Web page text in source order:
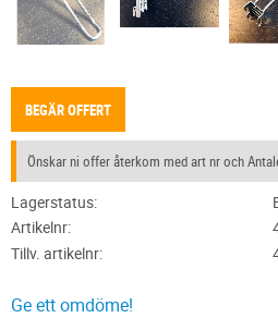
BEGÄR OFFERT
Önskar ni offer återkom med art nr och
Lagerstatus
Artikelnr
Tillv. artikelnr
Ge ett omdöme!